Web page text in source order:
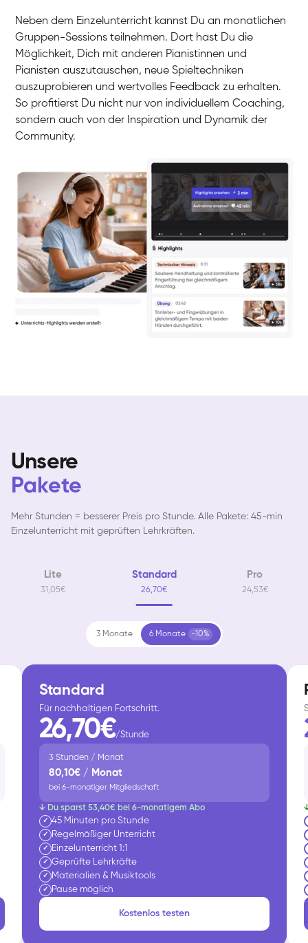
Yuna
Klavier / Piano / Flügel
Camilla
Klavier / Piano / Flügel
Negin
Klavier / Piano / Flügel
Katarzyna
Klavier / Piano / Flügel
Neben dem Einzelunterricht kannst Du an monatlichen
Gruppen-Sessions teilnehmen. Dort hast Du die
Möglichkeit, Dich mit anderen Pianistinnen und
Pianisten auszutauschen, neue Spieltechniken
auszuprobieren und wertvolles Feedback zu erhalten.
So profitierst Du nicht nur von individuellem Coaching,
sondern auch von der Inspiration und Dynamik der
Community.
Unsere
Pakete
Mehr Stunden = besserer Preis pro Stunde. Alle Pakete: 45-min
Einzelunterricht mit geprüften Lehrkräften.
Lite
31,05€
Standard
26,70€
Pro
24,53€
3 Monate 6 Monate -10%
Standard
Für nachhaltigen Fortschritt.
26,70€/Stunde
3 Stunden / Monat
80,10€ / Monat
bei 6-monatiger Mitgliedschaft
↓ Du sparst 53,40€ bei 6-monatigem Abo
✓ 45 Minuten pro Stunde
✓ Regelmäßiger Unterricht
✓ Einzelunterricht 1:1
✓ Geprüfte Lehrkräfte
✓ Materialien & Musiktools
✓ Pause möglich
Kostenlos testen